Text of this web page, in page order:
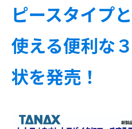
ピースタイプ
使える便利な
状を発売！